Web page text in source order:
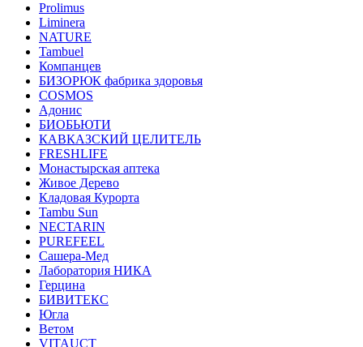
Prolimus
Liminera
NATURE
Tambuel
Компанцев
БИЗОРЮК фабрика здоровья
COSMOS
Адонис
БИОБЬЮТИ
КАВКАЗСКИЙ ЦЕЛИТЕЛЬ
FRESHLIFE
Монастырская аптека
Живое Дерево
Кладовая Курорта
Tambu Sun
NECTARIN
PUREFEEL
Сашера-Мед
Лаборатория НИКА
Герцина
БИВИТЕКС
Югла
Ветом
VITAUCT